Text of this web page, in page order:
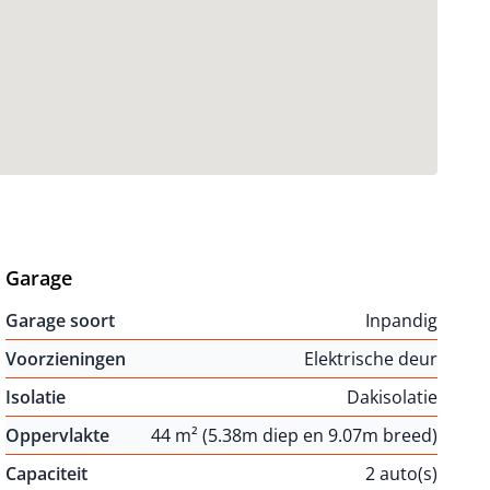
Garage
Garage soort
Inpandig
Voorzieningen
Elektrische deur
Isolatie
Dakisolatie
Oppervlakte
44 m² (5.38m diep en 9.07m breed)
Capaciteit
2 auto(s)